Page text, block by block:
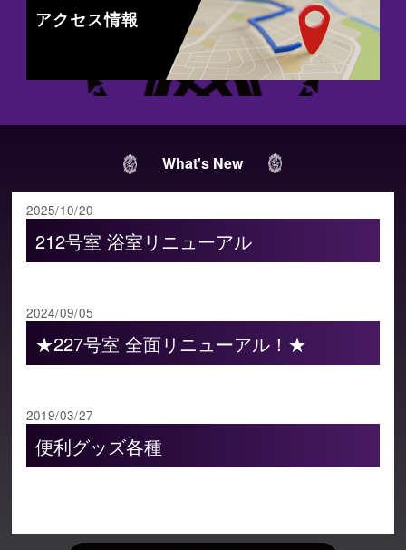
アクセス情報
What's New
2025/10/20
212号室 浴室リニューアル
2024/09/05
★227号室 全面リニューアル！★
2019/03/27
便利グッズ各種